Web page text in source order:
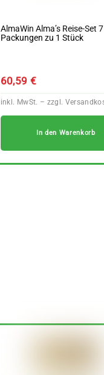
AlmaWin Alma’s Reise-Set 7
Packungen zu 1 Stück
60,59 €
In den Warenkorb